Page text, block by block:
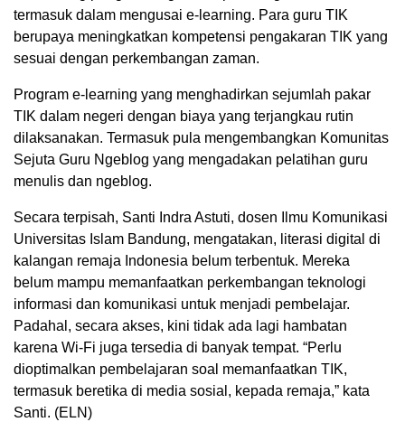
termasuk dalam mengusai e-learning. Para guru TIK
berupaya meningkatkan kompetensi pengakaran TIK yang
sesuai dengan perkembangan zaman.
Program e-learning yang menghadirkan sejumlah pakar
TIK dalam negeri dengan biaya yang terjangkau rutin
dilaksanakan. Termasuk pula mengembangkan Komunitas
Sejuta Guru Ngeblog yang mengadakan pelatihan guru
menulis dan ngeblog.
Secara terpisah, Santi Indra Astuti, dosen Ilmu Komunikasi
Universitas Islam Bandung, mengatakan, literasi digital di
kalangan remaja Indonesia belum terbentuk. Mereka
belum mampu memanfaatkan perkembangan teknologi
informasi dan komunikasi untuk menjadi pembelajar.
Padahal, secara akses, kini tidak ada lagi hambatan
karena Wi-Fi juga tersedia di banyak tempat. “Perlu
dioptimalkan pembelajaran soal memanfaatkan TIK,
termasuk beretika di media sosial, kepada remaja,” kata
Santi. (ELN)